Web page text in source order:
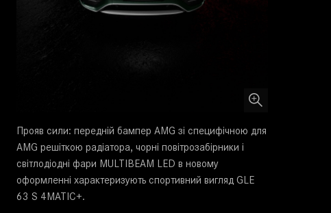
Прояв сили: передній бампер AMG зі специфічною для
AMG решіткою радіатора, чорні повітрозабірники і
світлодіодні фари MULTIBEAM LED в новому
оформленні характеризують спортивний вигляд GLE
63 S 4MATIC+.